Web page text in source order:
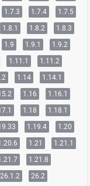
1.7.3 1.7.4
1.7.5
1.8.1 1.8.2
1.8.3
1.9 1.9.1
1.9.2
1.11.1
1.11.2
1.14
1.14.1
1.16
1.16.1
1.18
1.18.1
1.19.4
1.20
1.21
1.21.1
1.21.8
26.1.2 26.2